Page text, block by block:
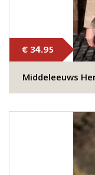
€ 34.95
Middeleeuws